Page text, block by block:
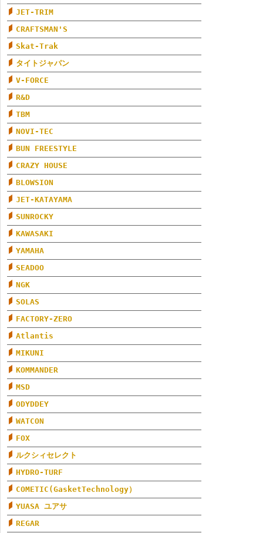
JET-TRIM
CRAFTSMAN'S
Skat-Trak
タイトジャパン
V-FORCE
R&D
TBM
NOVI-TEC
BUN FREESTYLE
CRAZY HOUSE
BLOWSION
JET-KATAYAMA
SUNROCKY
KAWASAKI
YAMAHA
SEADOO
NGK
SOLAS
FACTORY-ZERO
Atlantis
MIKUNI
KOMMANDER
MSD
ODYDDEY
WATCON
FOX
ルクシィセレクト
HYDRO-TURF
COMETIC(GasketTechnology）
YUASA ユアサ
REGAR